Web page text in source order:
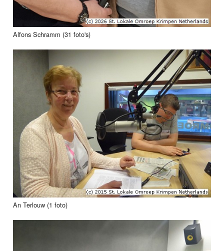
Alfons Schramm (31 foto's)
An Terlouw (1 foto)